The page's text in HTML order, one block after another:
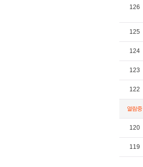
126
125
124
123
122
열람중
120
119